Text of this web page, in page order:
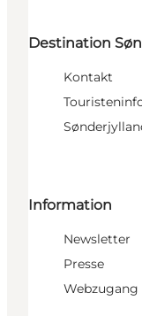
Destination
Kontakt
Information
Newsletter
Presse
Webzugang